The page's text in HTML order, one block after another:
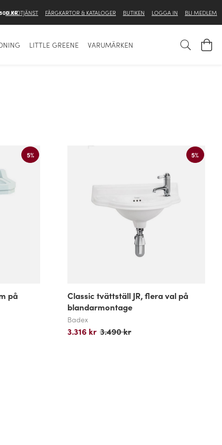
KR
KUNDTJÄNST FÄRGKARTOR & KATALOGER BUTIKEN LOGGA IN BLI MEDLEM
LITTLE GREENE VARUMÄRKEN
5%
på
5%
Classic tvättställ JR, flera val på
blandarmontage
Badex
3.316 kr 3.490 kr